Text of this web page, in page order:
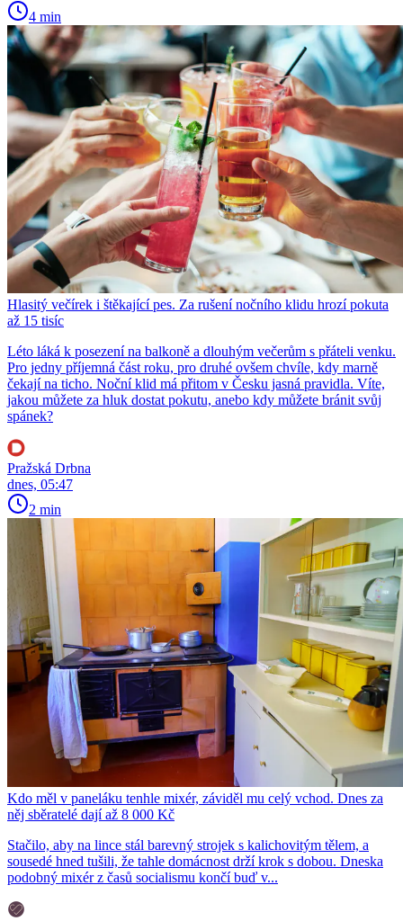
4 min
Hlasitý večírek i štěkající pes. Za rušení nočního klidu hrozí pokuta
až 15 tisíc
Léto láká k posezení na balkoně a dlouhým večerům s přáteli venku.
Pro jedny příjemná část roku, pro druhé ovšem chvíle, kdy marně
čekají na ticho. Noční klid má přitom v Česku jasná pravidla. Víte,
jakou můžete za hluk dostat pokutu, anebo kdy můžete bránit svůj
spánek?
Pražská Drbna
dnes, 05:47
2 min
Kdo měl v paneláku tenhle mixér, záviděl mu celý vchod. Dnes za
něj sběratelé dají až 8 000 Kč
Stačilo, aby na lince stál barevný strojek s kalichovitým tělem, a
sousedé hned tušili, že tahle domácnost drží krok s dobou. Dneska
podobný mixér z časů socialismu končí buď v...